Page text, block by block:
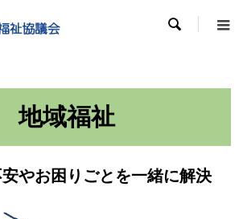

地域福祉
やお困りごとを一緒に解決